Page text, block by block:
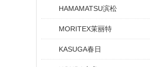
HAMAMATSU滨松
MORITEX茉丽特
KASUGA春日